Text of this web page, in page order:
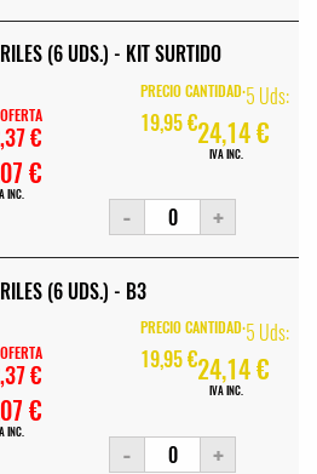
(6 UDS.) - KIT SURTIDO
OFERTA
€
€
INC.
PRECIO CANTIDAD:5 Uds:
19,95 €24,14 €
IVA INC.
- +
(6 UDS.) - B3
OFERTA
€
€
INC.
PRECIO CANTIDAD:5 Uds:
19,95 €24,14 €
IVA INC.
- +